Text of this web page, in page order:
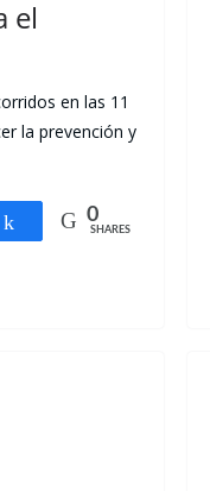
el
en las 11
la prevención y
Share 0
SHARES